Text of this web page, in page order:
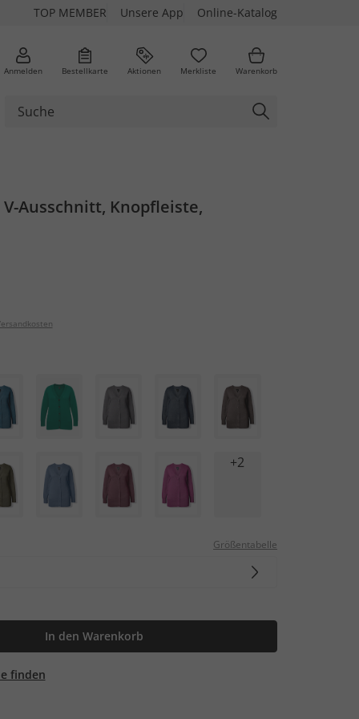
TOP MEMBER Unsere App Online-Katalog
Anmelden Bestellkarte Aktionen Merkliste Warenkorb
Ausschnitt, Knopfleiste,
+2
Größentabelle
In den Warenkorb
finden